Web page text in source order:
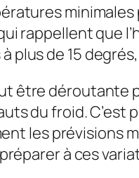
rappellent que
de 15
déroutante
du froid.
les prévisions
à ces